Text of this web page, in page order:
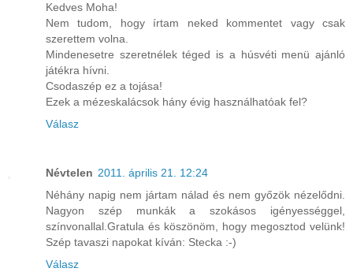
Kedves Moha!
Nem tudom, hogy írtam neked kommentet vagy csak
szerettem volna.
Mindenesetre szeretnélek téged is a húsvéti menü ajánló
játékra hívni.
Csodaszép ez a tojása!
Ezek a mézeskalácsok hány évig használhatóak fel?
Válasz
Névtelen 2011. április 21. 12:24
Néhány napig nem jártam nálad és nem győzök nézelődni.
Nagyon szép munkák a szokásos igényességgel,
színvonallal.Gratula és köszönöm, hogy megosztod velünk!
Szép tavaszi napokat kíván: Stecka :-)
Válasz